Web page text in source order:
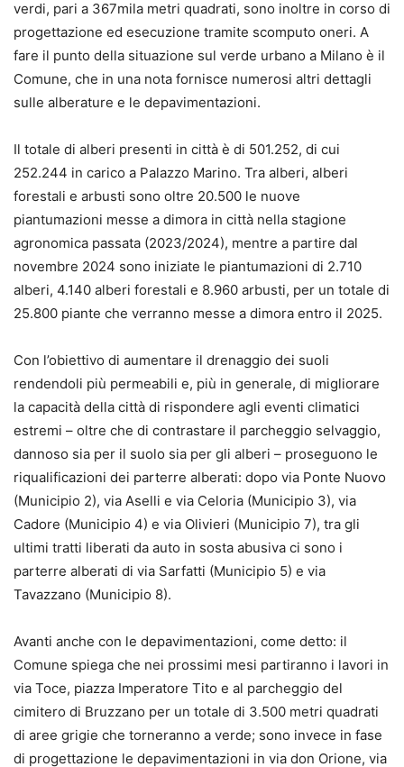
verdi, pari a 367mila metri quadrati, sono inoltre in corso di
progettazione ed esecuzione tramite scomputo oneri. A
fare il punto della situazione sul verde urbano a Milano è il
Comune, che in una nota fornisce numerosi altri dettagli
sulle alberature e le depavimentazioni.
Il totale di alberi presenti in città è di 501.252, di cui
252.244 in carico a Palazzo Marino. Tra alberi, alberi
forestali e arbusti sono oltre 20.500 le nuove
piantumazioni messe a dimora in città nella stagione
agronomica passata (2023/2024), mentre a partire dal
novembre 2024 sono iniziate le piantumazioni di 2.710
alberi, 4.140 alberi forestali e 8.960 arbusti, per un totale di
25.800 piante che verranno messe a dimora entro il 2025.
Con l’obiettivo di aumentare il drenaggio dei suoli
rendendoli più permeabili e, più in generale, di migliorare
la capacità della città di rispondere agli eventi climatici
estremi – oltre che di contrastare il parcheggio selvaggio,
dannoso sia per il suolo sia per gli alberi – proseguono le
riqualificazioni dei parterre alberati: dopo via Ponte Nuovo
(Municipio 2), via Aselli e via Celoria (Municipio 3), via
Cadore (Municipio 4) e via Olivieri (Municipio 7), tra gli
ultimi tratti liberati da auto in sosta abusiva ci sono i
parterre alberati di via Sarfatti (Municipio 5) e via
Tavazzano (Municipio 8).
Avanti anche con le depavimentazioni, come detto: il
Comune spiega che nei prossimi mesi partiranno i lavori in
via Toce, piazza Imperatore Tito e al parcheggio del
cimitero di Bruzzano per un totale di 3.500 metri quadrati
di aree grigie che torneranno a verde; sono invece in fase
di progettazione le depavimentazioni in via don Orione, via